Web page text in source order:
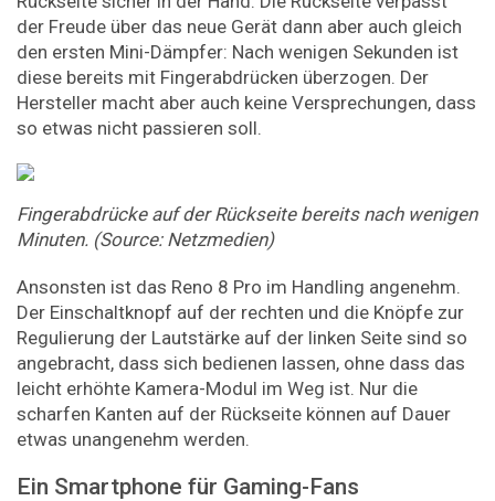
der Freude über das neue Gerät dann aber auch gleich
den ersten Mini-Dämpfer: Nach wenigen Sekunden ist
diese bereits mit Fingerabdrücken überzogen. Der
Hersteller macht aber auch keine Versprechungen, dass
so etwas nicht passieren soll.
Fingerabdrücke auf der Rückseite bereits nach wenigen
Minuten. (Source: Netzmedien)
Ansonsten ist das Reno 8 Pro im Handling angenehm.
Der Einschaltknopf auf der rechten und die Knöpfe zur
Regulierung der Lautstärke auf der linken Seite sind so
angebracht, dass sich bedienen lassen, ohne dass das
leicht erhöhte Kamera-Modul im Weg ist. Nur die
scharfen Kanten auf der Rückseite können auf Dauer
etwas unangenehm werden.
Ein Smartphone für Gaming-Fans